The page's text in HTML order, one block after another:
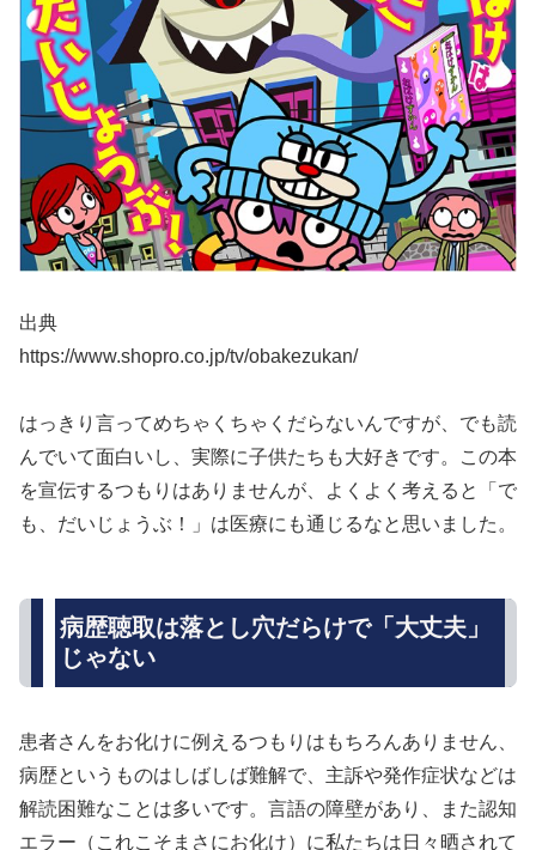
出典
https://www.shopro.co.jp/tv/obakezukan/
はっきり言ってめちゃくちゃくだらないんですが、でも読
んでいて面白いし、実際に子供たちも大好きです。この本
を宣伝するつもりはありませんが、よくよく考えると「で
も、だいじょうぶ！」は医療にも通じるなと思いました。
病歴聴取は落とし穴だらけで「大丈夫」
じゃない
患者さんをお化けに例えるつもりはもちろんありません、
病歴というものはしばしば難解で、主訴や発作症状などは
解読困難なことは多いです。言語の障壁があり、また認知
エラー（これこそまさにお化け）に私たちは日々晒されて